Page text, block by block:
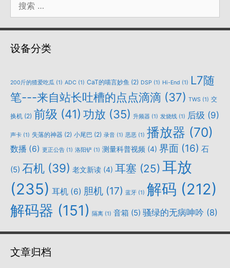
索：
设备分类
200斤的猹爱吃瓜 (1) ADC (1) CaT的喵言妙鱼 (2) DSP (1) Hi-End (1) L7随
笔---来自站长吐槽的点点滴滴 (37) TWS (1) 交
换机 (2) 前级 (41) 功放 (35) 升频器 (1) 发烧线 (1) 后级 (9)
声卡 (1) 失落的神器 (2) 小尾巴 (2) 录音 (1) 恶恶 (1) 播放器 (70)
数播 (6) 更正公告 (1) 洛阳铲 (1) 测量科普视频 (4) 界面 (16) 石
(5) 石机 (39) 老文新读 (4) 耳塞 (25) 耳放
(235) 耳机 (6) 胆机 (17) 蓝牙 (1) 解码 (212)
解码器 (151) 隔离 (1) 音箱 (5) 骚绿的无病呻吟 (8)
文章归档